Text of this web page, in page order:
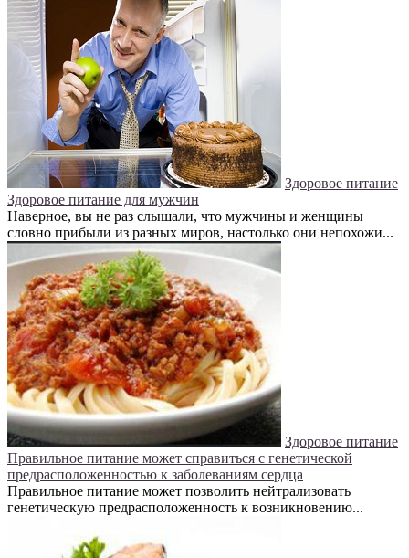
Здоровое питание
Здоровое питание для мужчин
Наверное, вы не раз слышали, что мужчины и женщины
словно прибыли из разных миров, настолько они непохожи...
Здоровое питание
Правильное питание может справиться с генетической
предрасположенностью к заболеваниям сердца
Правильное питание может позволить нейтрализовать
генетическую предрасположенность к возникновению...